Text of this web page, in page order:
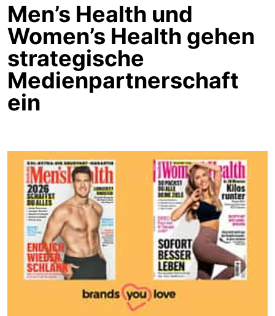
Men’s Health und
Women’s Health gehen
strategische
Medienpartnerschaft
ein